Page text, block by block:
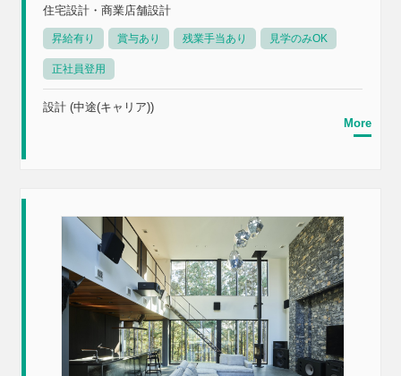
住宅設計・商業店舗設計
昇給有り 賞与あり 残業手当あり 見学のみOK
正社員登用
設計 (中途(キャリア))
More